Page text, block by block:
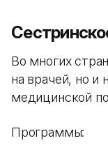
Во многих
на врачей, но и
медицинской
Программы: